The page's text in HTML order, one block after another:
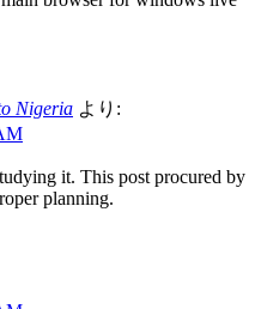
Nigeria より:
it. This post procured by
planning.